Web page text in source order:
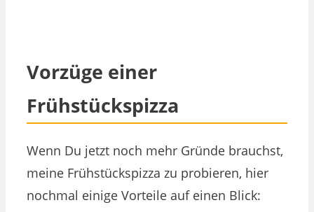
Vorzüge einer
Frühstückspizza
Wenn Du jetzt noch mehr Gründe brauchst,
meine Frühstückspizza zu probieren, hier
nochmal einige Vorteile auf einen Blick: